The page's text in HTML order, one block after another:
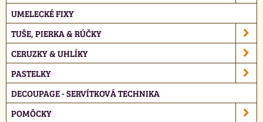
UMELECKÉ FIXY
TUŠE, PIERKA & RÚČKY
CERUZKY & UHLÍKY
PASTELKY
DECOUPAGE - SERVÍTKOVÁ TECHNIKA
POMÔCKY